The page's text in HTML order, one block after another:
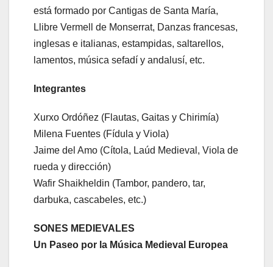
está formado por Cantigas de Santa María,
Llibre Vermell de Monserrat, Danzas francesas,
inglesas e italianas, estampidas, saltarellos,
lamentos, música sefadí y andalusí, etc.
Integrantes
Xurxo Ordóñez (Flautas, Gaitas y Chirimía)
Milena Fuentes (Fídula y Viola)
Jaime del Amo (Cítola, Laúd Medieval, Viola de
rueda y dirección)
Wafir Shaikheldin (Tambor, pandero, tar,
darbuka, cascabeles, etc.)
SONES MEDIEVALES
Un Paseo por la Música Medieval Europea